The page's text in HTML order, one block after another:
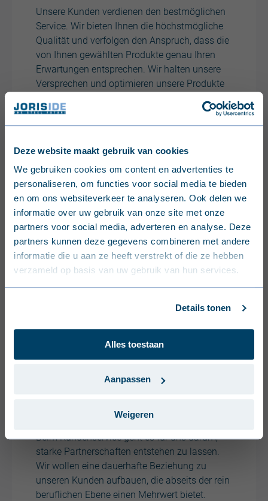
Deze website maakt gebruik van cookies
We gebruiken cookies om content en advertenties te
personaliseren, om functies voor social media te bieden
en om ons websiteverkeer te analyseren. Ook delen we
informatie over uw gebruik van onze site met onze
partners voor social media, adverteren en analyse. Deze
partners kunnen deze gegevens combineren met andere
informatie die u aan ze heeft verstrekt of die ze hebben
verzameld op basis van uw gebruik van hun services.
Details tonen
Alles toestaan
Aanpassen
Weigeren
English (United Kingdom)
Nederlands (België)
Français (Belgique)
Nederlands (Nederland)
Deutsch (Deutschland)
Svenska (Sverige)
Português (Portugal)
Unsere Kunden verdienen den bestmöglichen
Service. Wir bieten Ihnen die höchstmögliche
Qualität und verfolgen den Anspruch, dass die
von Ihnen gewählten Produkte genau Ihren
Erwartungen entsprechen. Wir halten unsere
Versprechen und optimieren unsere Produkte
solange, bis wir das Ergebnis sehen, das Sie
verdienen.
Bei Joris Ide sind Sie nie nur eine Nummer.
Beim Kundenservice geht es für uns darum,
starke Partnerschaften entstehen zu lassen.
Wir wollen eine dauerhafte Beziehung zu
unseren Kunden aufbauen, die abseits der rein
beruflichen Ebene einen Mehrwert bietet.